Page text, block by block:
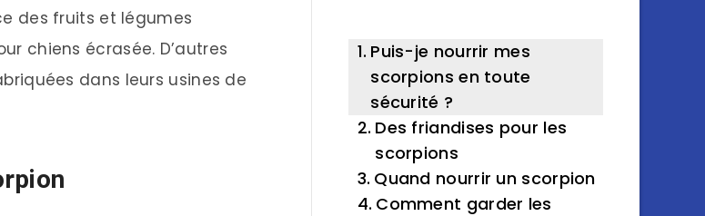
des fruits et légumes
chiens écrasée. D’autres
dans leurs usines de
Puis-je nourrir mes
scorpions en toute
sécurité ?
Des friandises pour les
scorpions
Quand nourrir un scorpion
Comment garder les